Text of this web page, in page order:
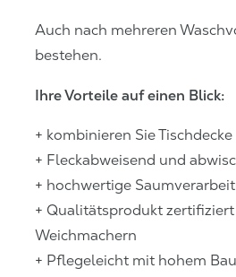
Auch nach mehreren
bestehen.
Ihre Vorteile auf einen Blick:
+ kombinieren Sie
+ Fleckabweisend und
+ hochwertige
+ Qualitätsprodukt
Weichmachern
+ Pflegeleicht mit hohem